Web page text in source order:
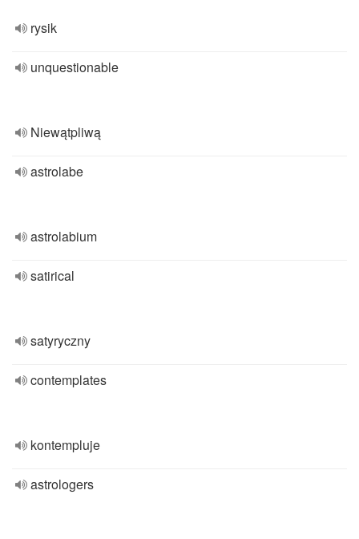
rysik
unquestionable
Niewątpliwą
astrolabe
astrolabium
satirical
satyryczny
contemplates
kontempluje
astrologers